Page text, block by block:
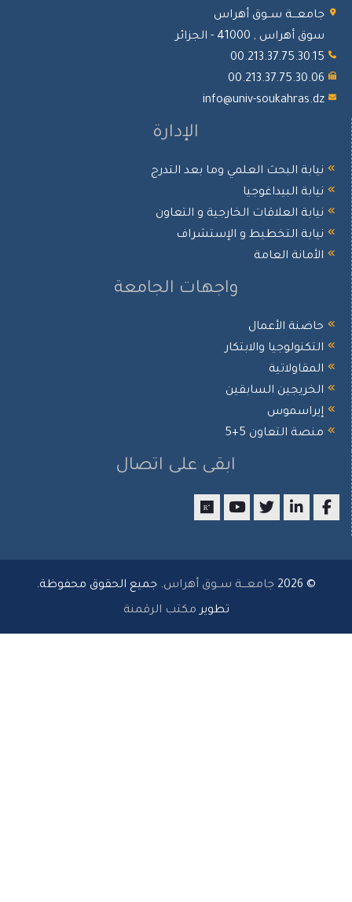
ســوق أهراس
أهراس , 41000 - الجزائر
info@univ-
الإدارة
البحث العلمي وما بعد التدرج
البيداغوجيا
العلاقات الخارجية و التعاون
التخطيط و الإستشراف
العامة
واجهات الجامعة
الأعمال
والابتكار
السابقين
التعاون 5+5
ابقى على اتصال
جامعـــة ســوق أهراس . جميع الحقوق محفوظة.
مكتب الرقمنة